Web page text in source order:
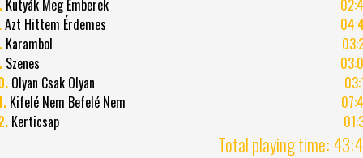
Kutyák Meg Emberek
Azt Hittem Érdemes
Karambol
Szenes
Olyan Csak Olyan
Kifelé Nem Befelé Nem
Kerticsap
Total playing time: